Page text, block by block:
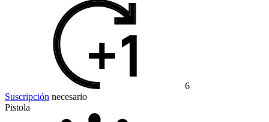
6
Suscripción necesario
Pistola